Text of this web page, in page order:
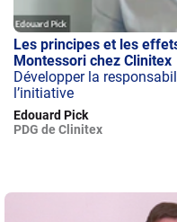
Les principes et les
Montessori chez Clinitex
Développer la
l’initiative
Edouard Pick
PDG de Clinitex